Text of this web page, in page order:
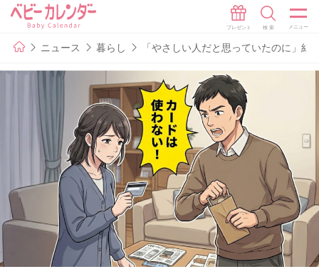
ニュース 暮らし 「やさしい人だと思っていたのに」